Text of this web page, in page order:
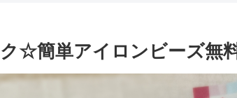
☆簡単アイロンビーズ無